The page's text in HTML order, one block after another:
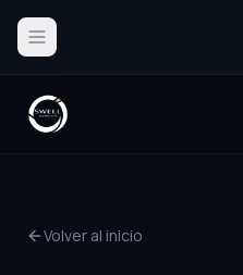
Volver al inicio